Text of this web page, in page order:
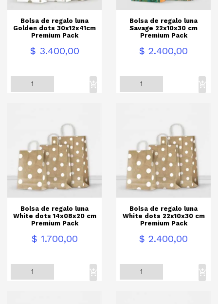
Bolsa de regalo luna
Golden dots 30x12x41cm
Premium Pack
Precio$ 3.400,00
Bolsa de regalo luna
Savage 22x10x30 cm
Premium Pack
Precio$ 2.400,00
Bolsa de regalo luna
White dots 14x08x20 cm
Premium Pack
Precio$ 1.700,00
Bolsa de regalo luna
White dots 22x10x30 cm
Premium Pack
Precio$ 2.400,00